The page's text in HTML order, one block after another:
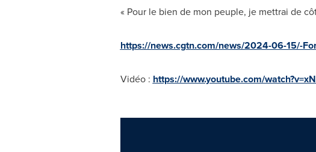
« Pour le bien de mon peuple, je mettrai de
https://news.cgtn.com/news/2024-06-15/-
Vidéo : https://www.youtube.com/